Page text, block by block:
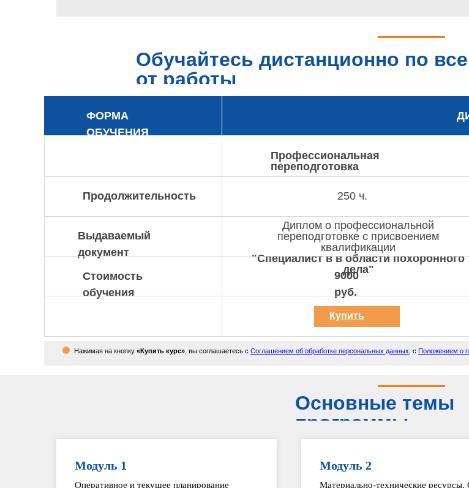
Обучайтесь дистанционно по
от работы
ФОРМА
ОБУЧЕНИЯ
Профессиональная
переподготовка
Продолжительность
Выдаваемый
документ
Стоимость
обучения
Диплом о профессиональной
переподготовке с присвоением
квалификации
"Специалист в в области похоронного
дела"
250 ч.
9000
руб.
Купить
курс
Нажимая на кнопку «Купить курс» , вы соглашаетесь с Соглашением об обработке персональных данных , с Положением о
Основные темы
программы
Модуль 1
Оперативное и текущее планирование
Модуль 2
Материально-технические ресурсы.